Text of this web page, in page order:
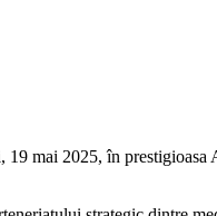
mai 2025, în